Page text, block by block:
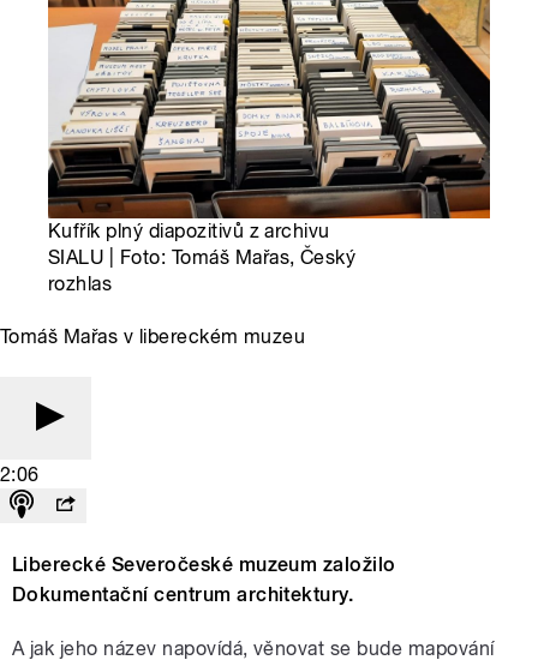
Kufřík plný diapozitivů z archivu
SIALU | Foto: Tomáš Mařas, Český
rozhlas
Tomáš Mařas v libereckém muzeu
2:06
Liberecké Severočeské muzeum založilo
Dokumentační centrum architektury.
A jak jeho název napovídá, věnovat se bude mapování